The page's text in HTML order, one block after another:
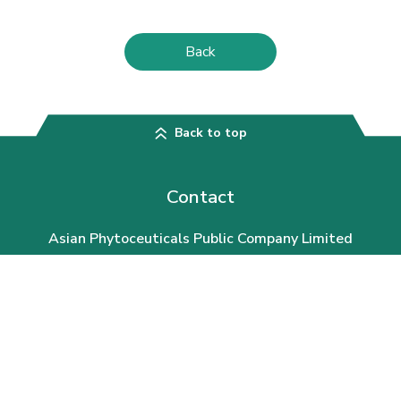
Back
Back to top
Contact
Asian Phytoceuticals Public Company Limited